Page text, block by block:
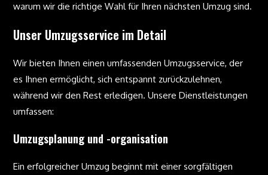
warum wir die richtige Wahl für Ihren nächsten Umzug sind.
Unser Umzugsservice im Detail
Wir bieten Ihnen einen umfassenden Umzugsservice, der
es Ihnen ermöglicht, sich entspannt zurückzulehnen,
während wir den Rest erledigen. Unsere Dienstleistungen
umfassen:
Umzugsplanung und -organisation
Ein erfolgreicher Umzug beginnt mit einer sorgfältigen